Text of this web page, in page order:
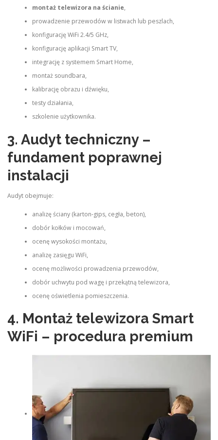
montaż telewizora na ścianie,
prowadzenie przewodów w listwach lub peszlach,
konfigurację WiFi 2.4/5 GHz,
konfigurację aplikacji Smart TV,
integrację z systemem Smart Home,
montaż soundbara,
kalibrację obrazu i dźwięku,
testy działania,
szkolenie użytkownika.
3. Audyt techniczny –
fundament poprawnej
instalacji
Audyt obejmuje:
analizę ściany (karton‑gips, cegła, beton),
dobór kołków i mocowań,
ocenę wysokości montażu,
analizę zasięgu WiFi,
ocenę możliwości prowadzenia przewodów,
dobór uchwytu pod wagę i przekątną telewizora,
ocenę oświetlenia pomieszczenia.
4. Montaż telewizora Smart
WiFi – procedura premium